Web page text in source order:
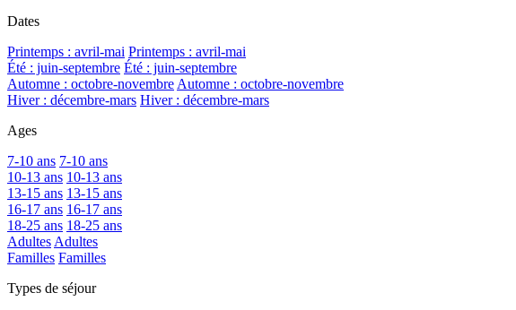
Dates
Printemps : avril-mai Printemps : avril-mai
Été : juin-septembre Été : juin-septembre
Automne : octobre-novembreAutomne : octobre-novembre
Hiver : décembre-mars Hiver : décembre-mars
Ages
7-10 ans 7-10 ans
10-13 ans 10-13 ans
13-15 ans 13-15 ans
16-17 ans 16-17 ans
18-25 ans 18-25 ans
AdultesAdultes
Familles Familles
Types de séjour